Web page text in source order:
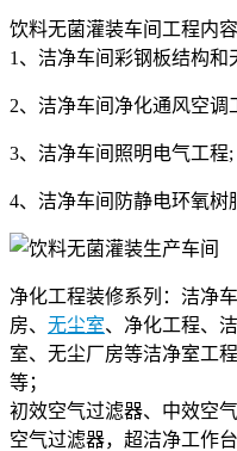
饮料无菌灌装车间工程内容
1、洁净车间彩钢板结构和
2、洁净车间净化通风空调
3、洁净车间照明电气工程;
4、洁净车间防静电环氧树
净化工程装修系列：洁净
房、 无尘室、净化工程、
室、无尘厂房等洁净室工
等；
初效空气过滤器、中效空
空气过滤器，超洁净工作台